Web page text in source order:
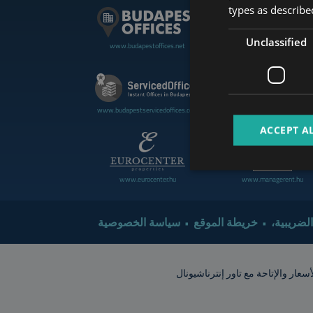
www.budapestoffices.net
www.budapestservicedoffices.com
www.managerent.hu
www.eurocenter.hu
خريطة الموقع سياسة الخصوصية
types as
Unclassified
ACCEPT